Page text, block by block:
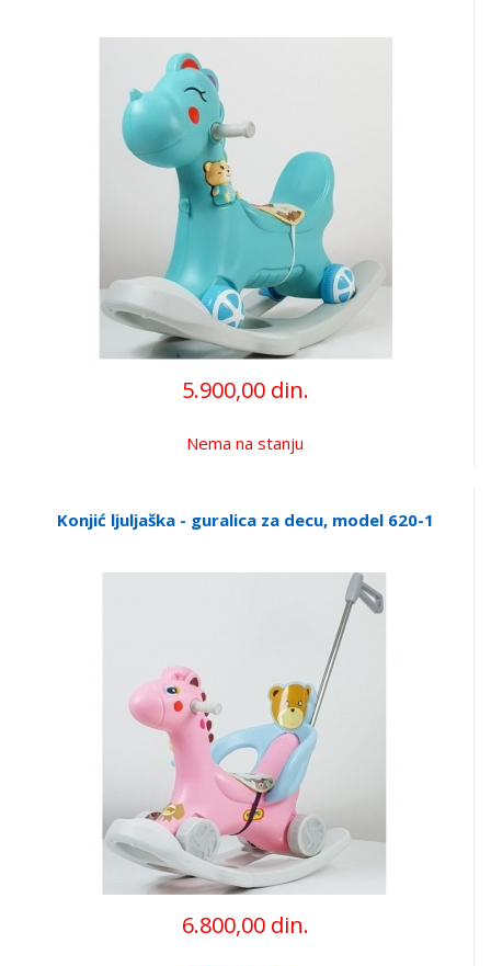
5.900,00 din.
Nema na stanju
Konjić ljuljaška - guralica za decu, model 620-1
6.800,00 din.